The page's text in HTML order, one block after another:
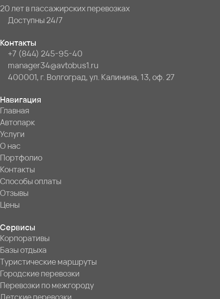
20 лет в пассажирских перевозках
Доступны 24/7
Контакты
+7 (844) 245-95-40
manager34@avtobus1.ru
400001, г. Волгоград, ул. Калинина, 13, оф. 27
Навигация
Главная
Автопарк
Услуги
О нас
Портфолио
Контакты
Способы оплаты
Отзывы
Цены
Сервисы
Корпоративы
Базы отдыха
Туристические маршруты
Городские перевозки
Перевозки по межгороду